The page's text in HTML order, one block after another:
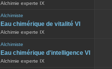
Alchimie experte IX
Alchimiste
Eau chimérique de vitalité VI
Alchimie experte IX
Alchimiste
Eau chimérique d'intelligence VI
Alchimie experte IX